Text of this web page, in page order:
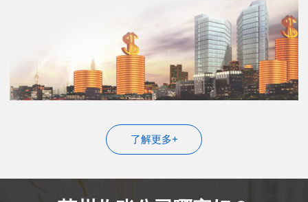
了解更多+